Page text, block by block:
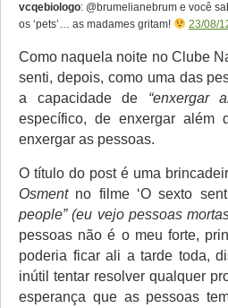
vcqebiologo: @brumelianebrum e você
os ‘pets’… as madames gritam!
23/08/
Como naquela noite no Clube
senti, depois, como uma das
a capacidade de “enxergar
específico, de enxergar
enxergar as pessoas.
O título do post é uma
Osmentno filme ‘O sexto
people” (eu vejo pessoas
pessoas não é o meu forte,
poderia ficar ali a tarde toda,
inútil tentar resolver qualquer
esperança que as pessoas